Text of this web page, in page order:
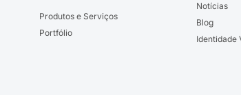
Produtos e Serviços
Portfólio
Notícias
Blog
Identidade